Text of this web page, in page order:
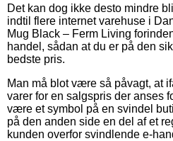
Det kan dog ikke desto mindre
indtil flere internet varehuse i
Mug Black – Ferm Living
handel, sådan at du er på den
bedste pris.
Man må blot være så påvagt, at
varer for en salgspris der anses
være et symbol på en svindel
på den anden side en del af et
kunden overfor svindlende e-